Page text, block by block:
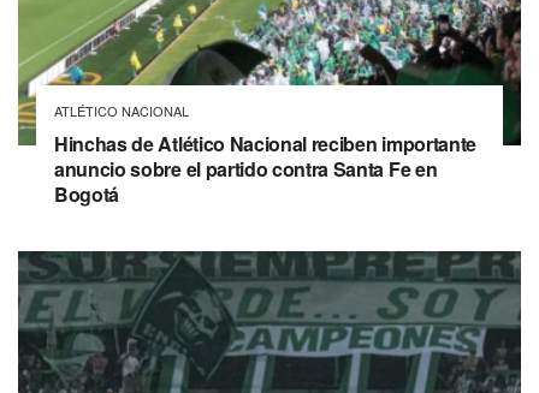
ATLÉTICO NACIONAL
Hinchas de Atlético Nacional reciben importante
anuncio sobre el partido contra Santa Fe en
Bogotá